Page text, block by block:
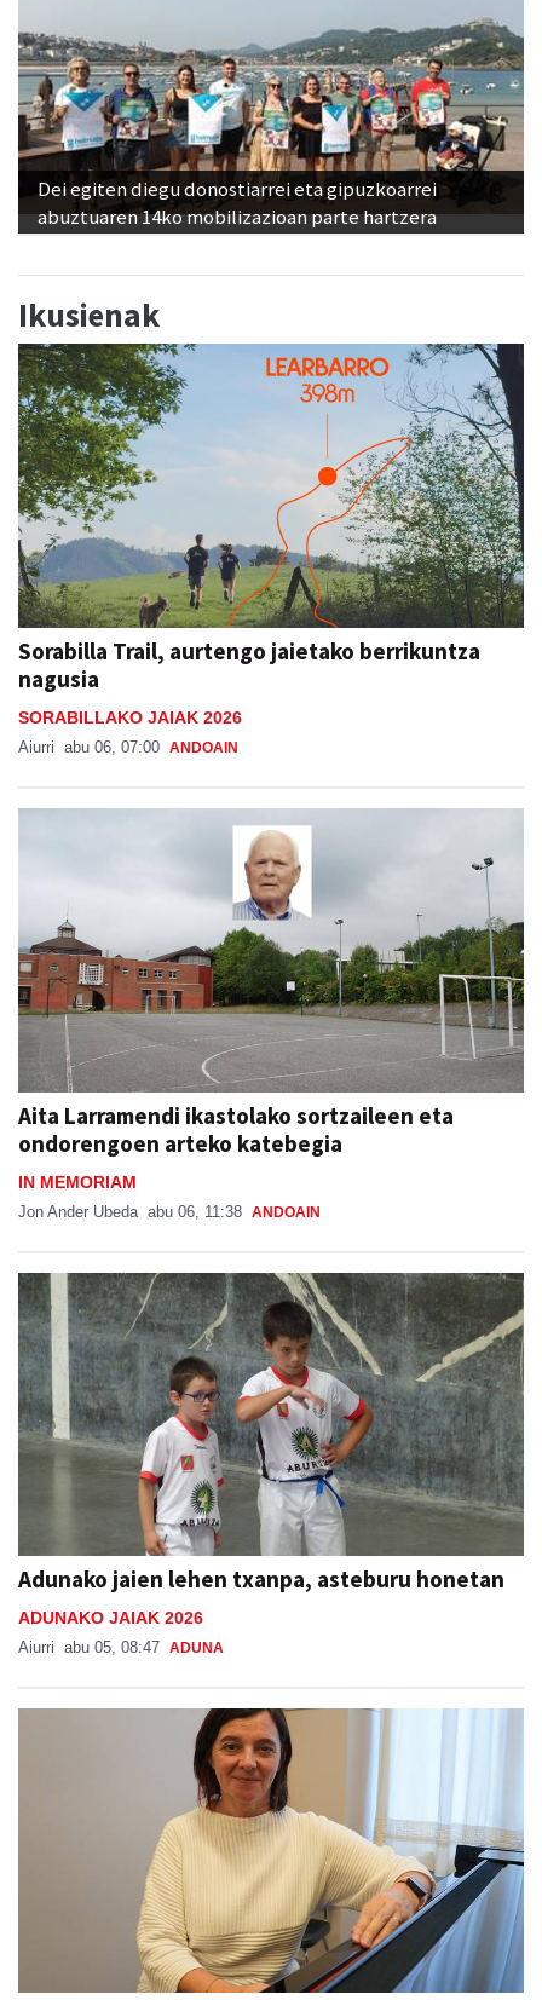
Dei egiten diegu donostiarrei eta gipuzkoarrei
abuztuaren 14ko mobilizazioan parte hartzera
Ikusienak
Sorabilla Trail, aurtengo jaietako berrikuntza
nagusia
SORABILLAKO JAIAK 2026
Aiurri abu 06, 07:00 ANDOAIN
Aita Larramendi ikastolako sortzaileen eta
ondorengoen arteko katebegia
IN MEMORIAM
Jon Ander Ubeda abu 06, 11:38 ANDOAIN
Adunako jaien lehen txanpa, asteburu honetan
ADUNAKO JAIAK 2026
Aiurri abu 05, 08:47 ADUNA